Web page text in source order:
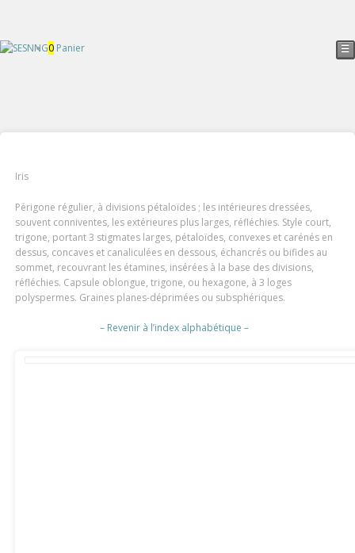
☰
0 Panier
Iris
Périgone régulier, à divisions pétaloïdes ; les intérieures dressées,
souvent conniventes, les extérieures plus larges, réfléchies. Style court,
trigone, portant 3 stigmates larges, pétaloïdes, convexes et carénés en
dessus, concaves et canaliculées en dessous, échancrés ou bifides au
sommet, recouvrant les étamines, insérées à la base des divisions,
réfléchies. Capsule oblongue, trigone, ou hexagone, à 3 loges
polyspermes. Graines planes-déprimées ou subsphériques.
– Revenir à l’index alphabétique –